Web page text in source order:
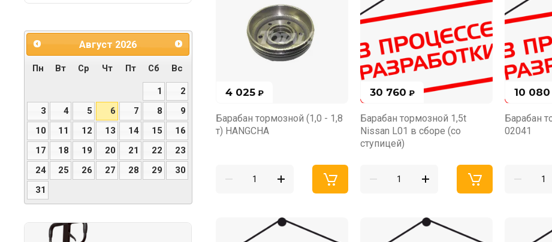
Август 2026
Пн Вт Ср Чт Пт Сб Вс
1
2
3
4 5 6 7 8
9
10
11 12 13 14 15
16
17
18 19 20 21 22
23
24
25 26 27 28 29
30
31
4 025 ₽
Барабан тормозной (1,0 - 1,8
т) HANGCHA
30 760 ₽
Барабан тормозной 1,5t
Nissan L01 в сборе (cо
ступицей)
10 080
Барабан
02041